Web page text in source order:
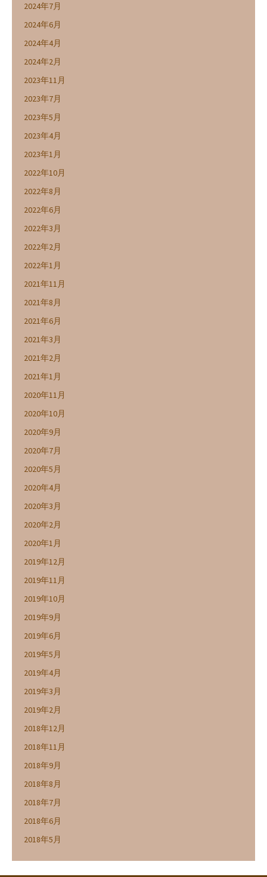
2024年7月
2024年6月
2024年4月
2024年2月
2023年11月
2023年7月
2023年5月
2023年4月
2023年1月
2022年10月
2022年8月
2022年6月
2022年3月
2022年2月
2022年1月
2021年11月
2021年8月
2021年6月
2021年3月
2021年2月
2021年1月
2020年11月
2020年10月
2020年9月
2020年7月
2020年5月
2020年4月
2020年3月
2020年2月
2020年1月
2019年12月
2019年11月
2019年10月
2019年9月
2019年6月
2019年5月
2019年4月
2019年3月
2019年2月
2018年12月
2018年11月
2018年9月
2018年8月
2018年7月
2018年6月
2018年5月